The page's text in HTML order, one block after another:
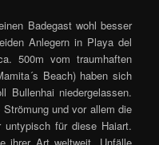
Badegast wohl besser
Anlegern in Playa del
500m vom traumhaften
Beach) haben sich
Bullenhai niedergelassen.
und vor allem die
untypisch für diese Haiart.
ihrer Art weltweit. Unfälle